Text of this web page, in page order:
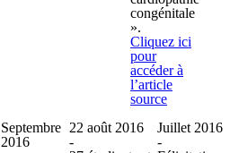
congénitale
».
Cliquez ici
pour
accéder à
l’article
source
Septembre
2016
22 août 2016
-
Juillet 2016
-